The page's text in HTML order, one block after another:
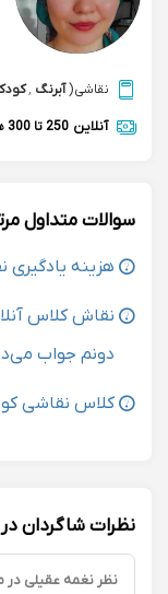
نقاشی(آبرنگ ,
آنلاین 250 تا 300 هزارتومان
سوالات متداول
هزینه یادگیری
نقاش کلاس
دونم جواب
کلاس نقاشی
نظرات شاگردان
نظر نغمه عقیلی در